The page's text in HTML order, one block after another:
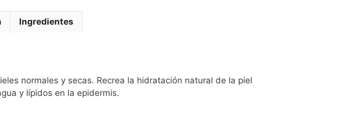
Ingredientes
normales y secas. Recrea la hidratación natural de la piel
y lípidos en la epidermis.